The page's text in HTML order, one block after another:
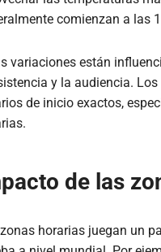
comienzan a las
variaciones están
y la audiencia.
de inicio exactos,
de las
horarias juegan un